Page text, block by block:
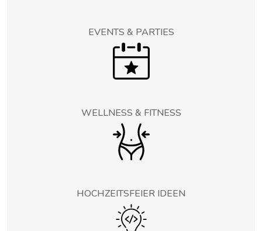
EVENTS & PARTIES
WELLNESS & FITNESS
HOCHZEITSFEIER IDEEN